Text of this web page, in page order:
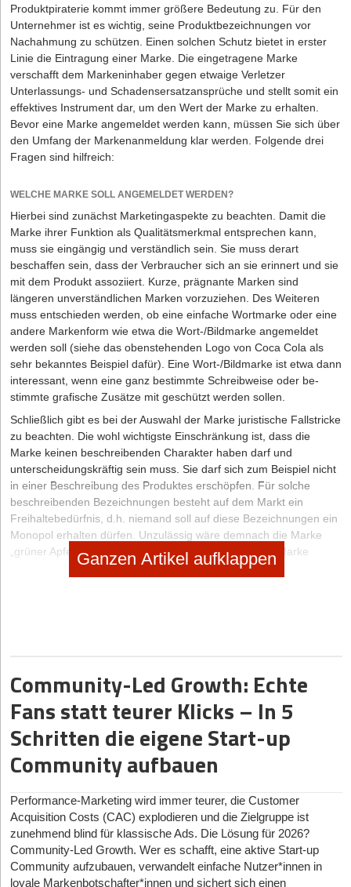
Produktpiraterie kommt immer größere Bedeutung zu. Für den
Unternehmer ist es wichtig, seine Produktbezeichnungen vor
Nachahmung zu schützen. Einen solchen Schutz bietet in erster
Linie die Eintragung einer Marke. Die eingetragene Marke
verschafft dem Markeninhaber gegen etwaige Verletzer
Unterlassungs- und Schadensersatzansprüche und stellt somit ein
effek­tives Instrument dar, um den Wert der Marke zu erhalten.
Bevor eine Marke angemeldet werden kann, müssen Sie sich über
den Umfang der Markenanmeldung klar werden. Folgende drei
Fragen sind hilfreich:
WELCHE MARKE SOLL ANGEMELDET WERDEN?
Hierbei sind zunächst Marketingaspekte zu beachten. Damit die
Marke ihrer Funktion als Qualitätsmerkmal entsprechen kann,
muss sie eingängig und verständlich sein. Sie muss derart
beschaffen sein, dass der Verbraucher sich an sie erinnert und sie
mit dem Produkt assoziiert. Kurze, prägnante Marken sind
längeren unverständlichen Marken vorzuziehen. Des Weiteren
muss entschieden werden, ob eine einfache Wortmarke oder eine
andere Markenform wie etwa die Wort-/Bildmarke angemeldet
werden soll (siehe das obenstehenden Logo von Coca Cola als
sehr bekanntes Beispiel dafür). Eine Wort-/Bildmarke ist etwa dann
interessant, wenn eine ganz bestimmte Schreibweise oder be­
stimmte grafische Zusätze mit ge­schützt werden sollen.
Schließlich gibt es bei der Auswahl der Marke juristische Fallstricke
zu beachten. Die wohl wichtigste Einschränkung ist, dass die
Marke keinen beschreibenden Charakter haben darf und
unterscheidungskräftig sein muss. Sie darf sich zum Beispiel nicht
in einer Beschreibung des Produktes erschöpfen. Für solche
beschreibenden Be­zeichnungen besteht auf dem Markt ein
Freihaltebedürfnis, d.h. niemand soll auf diese Bezeichnungen ein
Monopol erhalten dürfen. Unzulässig wäre demnach die Marke
„grüner Apfel“ für Obst. Ebenfalls unzulässig wäre die Marke
„geschmackvoll Essen“ für eine Dienstleistung im
Hierbei sind zunächst Marketingaspekte zu beachten. Damit die
Marke ihrer Funktion als Qualitätsmerkmal entsprechen kann,
muss sie eingängig und verständlich sein. Sie muss derart
mit dem Produkt assoziiert. Kurze, prägnante Marken sind
längeren unverständlichen Marken vorzuziehen. Des Weiteren
muss entschieden werden, ob eine einfache Wortmarke oder eine
werden soll (siehe das nebenstehenden Logo als sehr bekanntes
Beispiel dafür). Eine Wort-/Bildmarke ist etwa dann interessant,
wenn eine ganz bestimmte Schreibweise oder be­stimmte grafische
Zusätze mit ge­schützt werden sollen.
Schließlich gibt es bei der Auswahl der Marke juristische Fallstricke
Ganzen Artikel aufklappen
Community-Led Growth: Echte
Fans statt teurer Klicks – In 5
Schritten die eigene Start-up
Community aufbauen
Performance-Marketing wird immer teurer, die Customer
Acquisition Costs (CAC) explodieren und die Zielgruppe ist
zunehmend blind für klassische Ads. Die Lösung für 2026?
Community-Led Growth. Wer es schafft, eine aktive Start-up
Community aufzubauen, verwandelt einfache Nutzer*innen in
loyale Markenbotschafter*innen und sichert sich einen